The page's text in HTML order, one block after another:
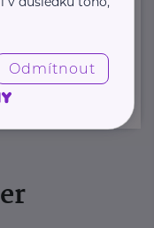
Odmítnout